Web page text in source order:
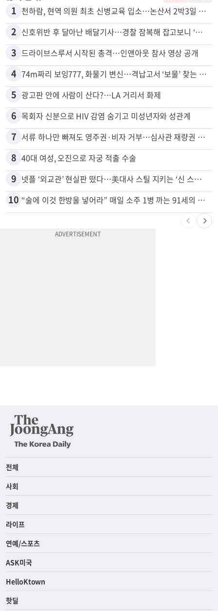
1 천하람, 현역 의원 최초 신병교육 입소…논산서 2박3일 생활
2 신호위반 후 달아난 배달기사…경찰 잠복해 잡고보니 ‘반전’
3 드라이브스루서 시작된 총격…인앤아웃 참사 영상 공개
4 74m짜리 보잉777, 화물기 변신…격납고서 ‘보물’ 찾는 인천공항
5 광고판 안에 사람이 산다?…LA 거리서 화제
6 목회자 신분으로 HIV 감염 숨기고 미성년자와 성관계
7 서류 하나만 빠져도 영주권·비자 거부…심사관 재량권 대폭 확대
8 40대 여성, 오진으로 자궁 적출 수술
9 넷플 ‘외교관’ 현실판 떴다…美대사 스틸 지키는 ‘신 스틸러’
10 “술에 이것 한방울 넣어라” 매일 소주 1병 까는 91세의 철칙
전체
사회
경제
라이프
연예/스포츠
ASK미국
HelloKtown
핫딜